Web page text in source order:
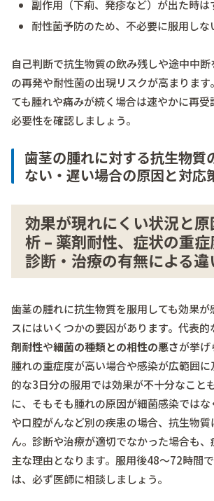
副作用（下痢、発疹など）が出た時は
耐性菌予防のため、不必要に服用しな
自己判断で抗生物質の飲み残しや途中中
の再発や耐性菌の出現リスクが高まりま
ても腫れや痛みが続く場合は速やかに再
必要性を確認しましょう。
歯茎の腫れに対する抗生物質
ない・遅い場合の原因と対応
効果が現れにくい状況と
析 – 薬剤耐性、症状の重
診断・治療の有無による違
歯茎の腫れに抗生物質を服用しても効果が
スにはいくつかの要因があります。代表
剤耐性や細菌の種類との相性の悪さが挙げ
腫れの重症度が高い場合や感染が広範囲
的な3日分の服用では効果が不十分なこと
に、そもそも腫れの原因が細菌感染では
や口腔がんなど別の疾患の場合、抗生物
ん。診断や治療が適切でなかった場合も
主な理由となります。服用後48～72時間
は、必ず医師に相談しましょう。